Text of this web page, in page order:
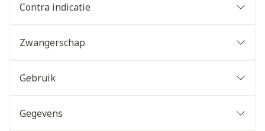
Contra indicatie
Zwangerschap
Gebruik
Gegevens